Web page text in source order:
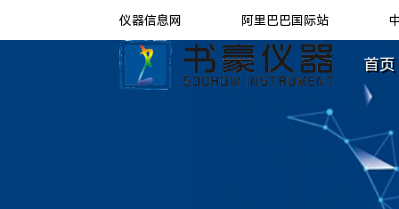
仪器信息网 阿里巴巴国际站
首页